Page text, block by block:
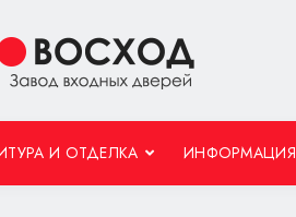
И ОТДЕЛКА ИНФОРМАЦИЯ